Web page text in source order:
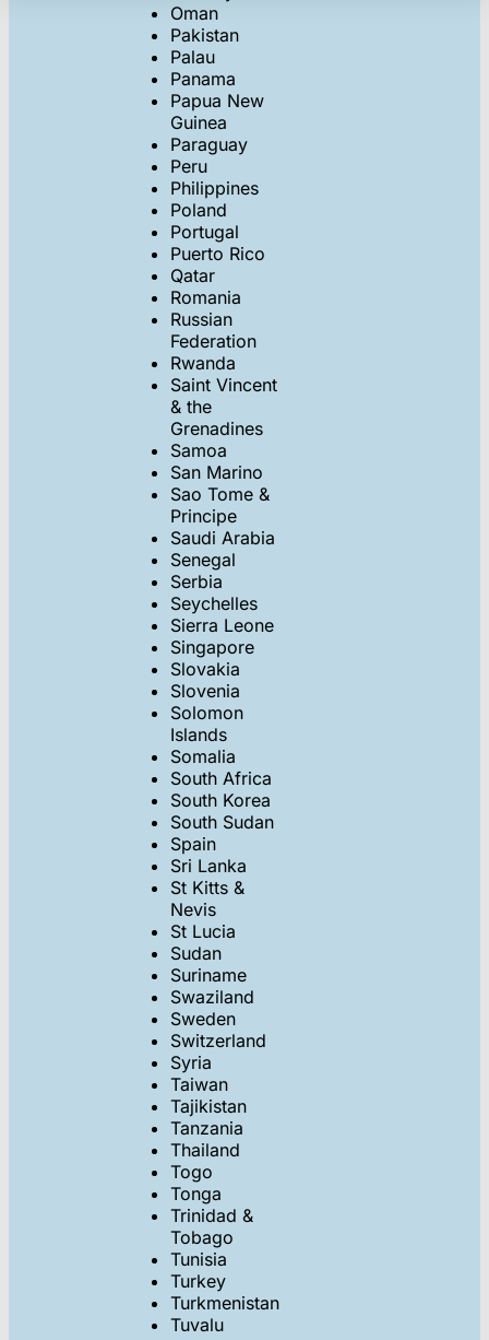
Oman
Pakistan
Palau
Panama
Papua New
Guinea
Paraguay
Peru
Philippines
Poland
Portugal
Puerto Rico
Qatar
Romania
Russian
Federation
Rwanda
Saint Vincent
& the
Grenadines
Samoa
San Marino
Sao Tome &
Principe
Saudi Arabia
Senegal
Serbia
Seychelles
Sierra Leone
Singapore
Slovakia
Slovenia
Solomon
Islands
Somalia
South Africa
South Korea
South Sudan
Spain
Sri Lanka
St Kitts &
Nevis
St Lucia
Sudan
Suriname
Swaziland
Sweden
Switzerland
Syria
Taiwan
Tajikistan
Tanzania
Thailand
Togo
Tonga
Trinidad &
Tobago
Tunisia
Turkey
Turkmenistan
Tuvalu